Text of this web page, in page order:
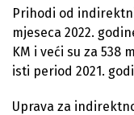
Prihodi od
mjeseca 2022.
KM i veći su za 538
isti period 2021.
Uprava za